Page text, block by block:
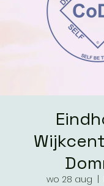
wo 28 aug